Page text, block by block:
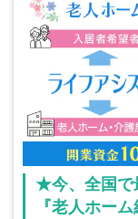
★今、全国で
『老人ホー